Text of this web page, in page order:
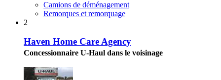
Camions de déménagement
Remorques et remorquage
2
Haven Home Care Agency
Concessionnaire U-Haul dans le voisinage